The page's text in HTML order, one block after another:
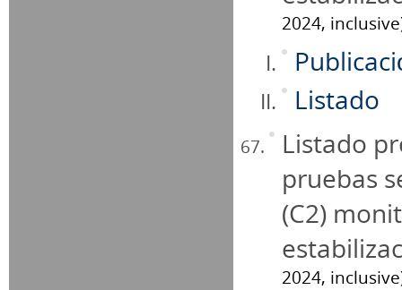
2024,
Listado
Listado
pruebas
(C2)
2024,